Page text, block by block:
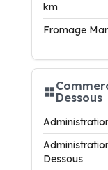
km
Fromage
Dessous
Dessous